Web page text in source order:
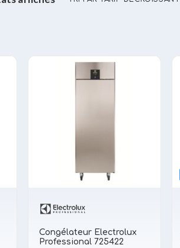
Congélateur Electrolux
Professional 725422